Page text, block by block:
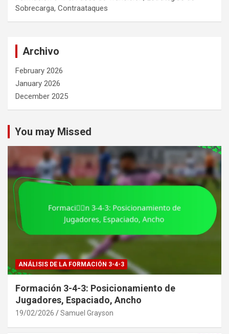
Sobrecarga, Contraataques
Archivo
February 2026
January 2026
December 2025
You may Missed
ANÁLISIS DE LA FORMACIÓN 3-4-3
Formación 3-4-3: Posicionamiento de
Jugadores, Espaciado, Ancho
19/02/2026 Samuel Grayson